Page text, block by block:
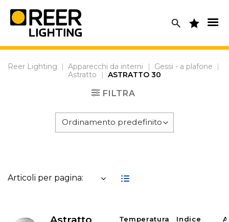
content
Reer Lighting | Apparecchi da interni | Gessi - a plafone
|
Astratto
| ASTRATTO 30
FILTRA
Articoli per pagina:
Astratto
Temperatura
Indice